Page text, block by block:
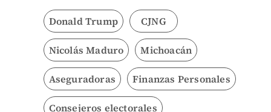
Donald Trump CJNG
Nicolás Maduro Michoacán
Aseguradoras Finanzas Personales
Consejeros electorales